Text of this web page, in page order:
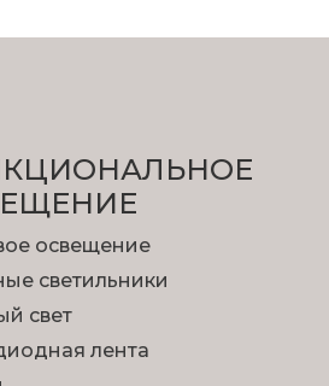
освещение
светильники
свет
лента